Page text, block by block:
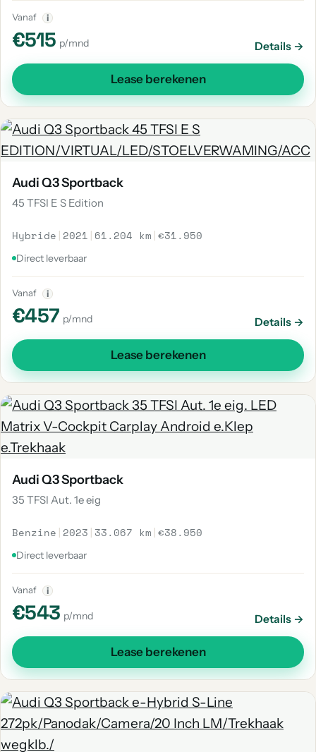
Vanaf i
€515 p/mnd Details →
Lease berekenen
Audi Q3 Sportback
45 TFSI E S Edition
Hybride | 2021 | 61.204 km |€31.950
Direct leverbaar
Vanaf i
€457 p/mnd Details →
Lease berekenen
Audi Q3 Sportback
35 TFSI Aut. 1e eig
Benzine | 2023 | 33.067 km |€38.950
Direct leverbaar
Vanaf i
€543 p/mnd Details →
Lease berekenen